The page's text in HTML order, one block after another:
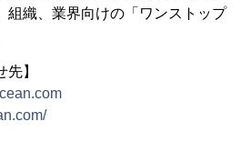
組織、業界向けの「ワンストップ
】